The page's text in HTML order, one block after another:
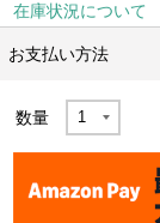
在庫状況について
お支払い方法
数量